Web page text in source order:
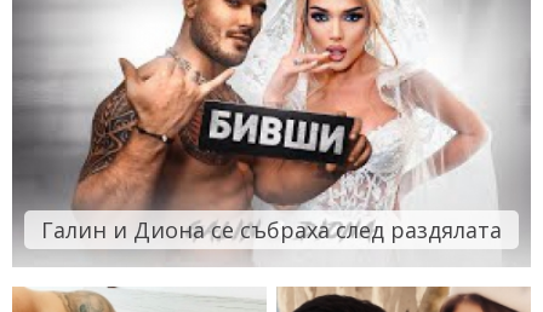
Галин и Диона се събраха след раздялата